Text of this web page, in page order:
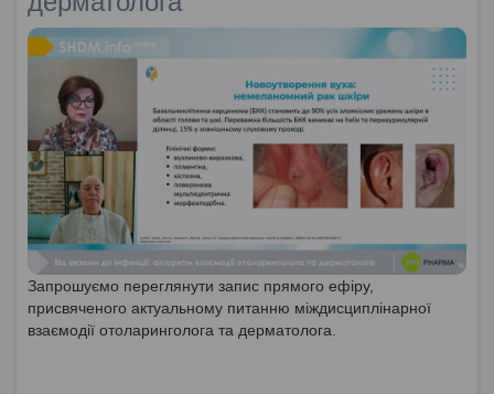
Запрошуємо переглянути запис прямого ефіру,
присвяченого актуальному питанню міждисциплінарної
взаємодії отоларинголога та дерматолога.